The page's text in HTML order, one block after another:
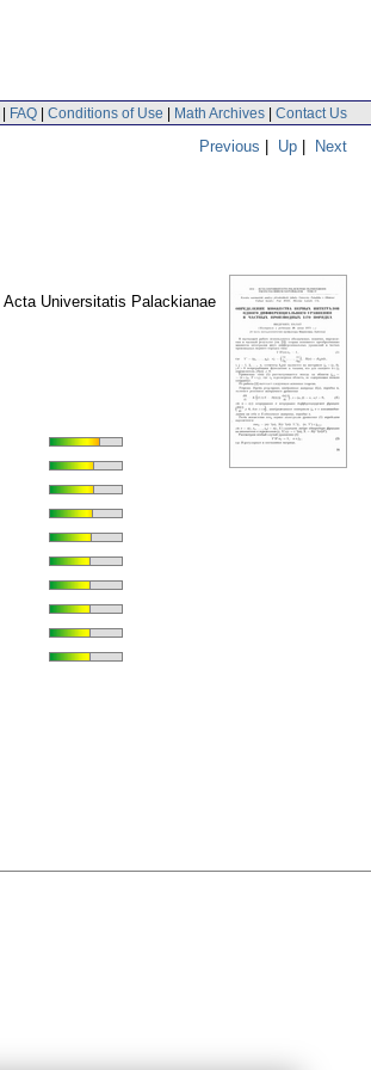
| FAQ | Conditions of Use | Math Archives | Contact Us
Previous | Up | Next
Acta Universitatis Palackianae